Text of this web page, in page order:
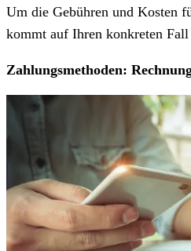
Um die Gebühren und Kosten
kommt auf Ihren konkreten
Zahlungsmethoden: